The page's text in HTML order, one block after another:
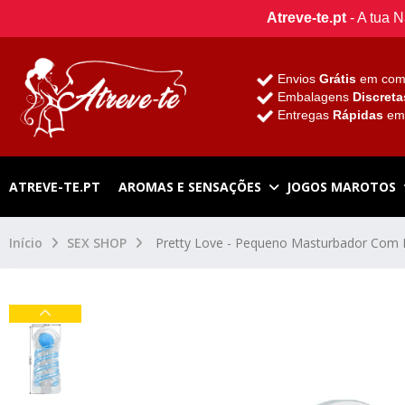
Atreve-te.pt- A tua
Envios Grátis em
Embalagens
Entregas Rápidas em
ATREVE-TE.PT AROMAS E SENSAÇÕES JOGOS MAROTOS
Início SEX SHOP Pretty Love - Pequeno Masturbador Com